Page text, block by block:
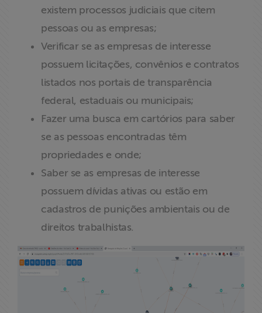
existem processos judiciais que citem
pessoas ou as empresas;
Verificar se as empresas de interesse
possuem licitações, convênios e contratos
listados nos portais de transparência
federal, estaduais ou municipais;
Fazer uma busca em cartórios para saber
se as pessoas encontradas têm
propriedades e onde;
Saber se as empresas de interesse
possuem dívidas ativas ou estão em
cadastros de punições ambientais ou de
direitos trabalhistas.